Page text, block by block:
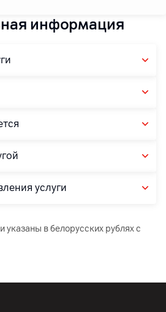
информация
услуги
указаны в белорусских рублях с